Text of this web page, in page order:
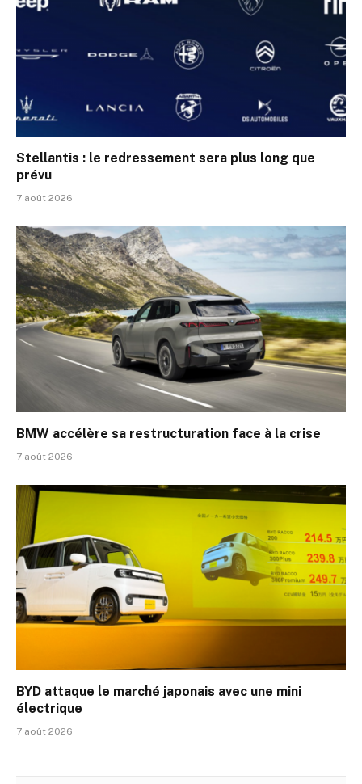
Stellantis : le redressement sera plus long que
prévu
7 août 2026
BMW accélère sa restructuration face à la crise
7 août 2026
BYD attaque le marché japonais avec une mini
électrique
7 août 2026